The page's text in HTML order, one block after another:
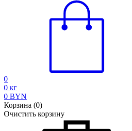
0
0 кг
0 BYN
Корзина (0)
Очистить корзину